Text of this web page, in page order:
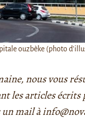
ouzbèke (photo
nous vous
les articles écrits
mail à